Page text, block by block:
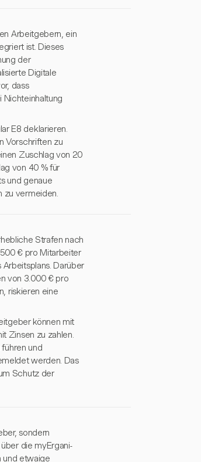
Arbeitgebern, ein
ist. Dieses
der
Digitale
dass
Nichteinhaltung
E8 deklarieren.
Vorschriften zu
Zuschlag von 20
von 40 % für
und genaue
zu vermeiden.
Strafen nach
€ pro Mitarbeiter
Darüber
von 3.000 € pro
riskieren eine
können mit
Zinsen zu zahlen.
und
werden. Das
Schutz der
sondern
die myErgani-
und etwaige